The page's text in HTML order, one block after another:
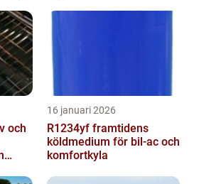
och
16 januari 2026
R1234yf framtidens
köldmedium för bil-ac och
komfortkyla